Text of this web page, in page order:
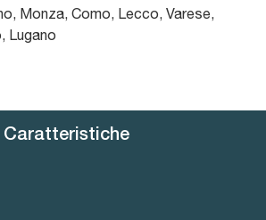
Monza, Como, Lecco, Varese,
Lugano
Caratteristiche